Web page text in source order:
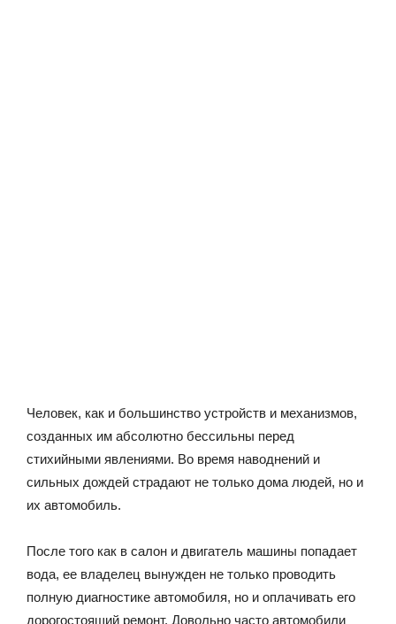
Человек, как и большинство устройств и механизмов,
созданных им абсолютно бессильны перед
стихийными явлениями. Во время наводнений и
сильных дождей страдают не только дома людей, но и
их автомобиль.
После того как в салон и двигатель машины попадает
вода, ее владелец вынужден не только проводить
полную диагностике автомобиля, но и оплачивать его
дорогостоящий ремонт. Довольно часто автомобили